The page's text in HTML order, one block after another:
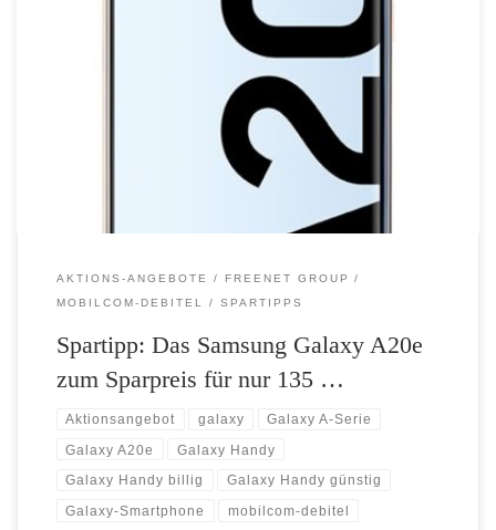
Ab Sonntag bietet mobilcom-debitel das Samsung Galaxy A20e zum
unschlagbaren Aktionspreis von nur 135,- Euro statt des UVPs von
179,- Euro an. Das macht eine Gesamtersparnis von 44,- Euro aus. Ab
Sonntag gibt es bei mobilcom-debitel das Samsung Galaxy A20e zum
Kracherpreis von 135,- Euro. Das attraktive Einsteiger-Handy mit 32
AKTIONS-ANGEBOTE
FREENET GROUP
MOBILCOM-DEBITEL
SPARTIPPS
Spartipp: Das Samsung Galaxy A20e
zum Sparpreis für nur 135 …
Aktionsangebot galaxy Galaxy A-Serie
Galaxy A20e Galaxy Handy
Galaxy Handy billig Galaxy Handy günstig
Galaxy-Smartphone mobilcom-debitel